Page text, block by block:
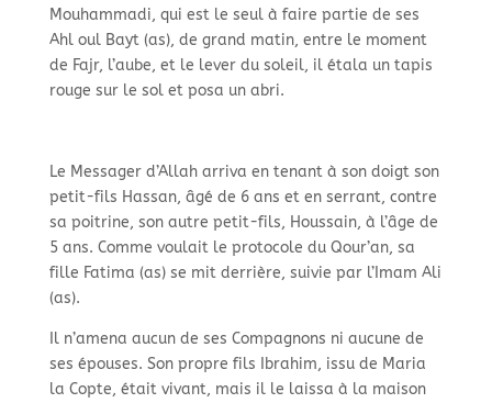
Mouhammadi, qui est le seul à faire partie de ses
Ahl oul Bayt (as), de grand matin, entre le moment
de Fajr, l’aube, et le lever du soleil, il étala un tapis
rouge sur le sol et posa un abri.
Le Messager d’Allah arriva en tenant à son doigt son
petit-fils Hassan, âgé de 6 ans et en serrant, contre
sa poitrine, son autre petit-fils, Houssain, à l’âge de
5 ans. Comme voulait le protocole du Qour’an, sa
fille Fatima (as) se mit derrière, suivie par l’Imam Ali
(as).
Il n’amena aucun de ses Compagnons ni aucune de
ses épouses. Son propre fils Ibrahim, issu de Maria
la Copte, était vivant, mais il le laissa à la maison